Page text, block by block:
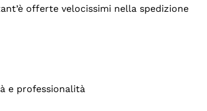
offerte velocissimi nella spedizione
e professionalità